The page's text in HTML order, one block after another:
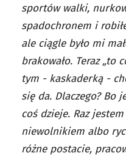
sportów walki,
spadochronem i
ale ciągle było mi
brakowało. Teraz „to
tym - kaskaderką -
się da. Dlaczego? Bo
coś dzieje. Raz
niewolnikiem albo
różne postacie,